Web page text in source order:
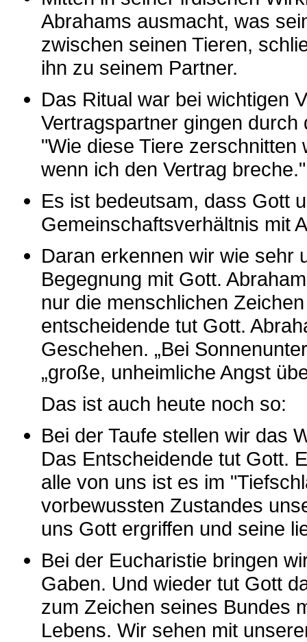
Abrahams ausmacht, was
zwischen seinen Tieren,
ihn zu seinem Partner.
Das Ritual war bei wichtigen
Vertragspartner gingen
"Wie diese Tiere
wenn ich den Vertrag breche."
Es ist bedeutsam, dass Gott
Gemeinschaftsverhältnis mit
Daran erkennen wir wie sehr
Begegnung mit Gott.
nur die menschlichen
entscheidende tut Gott.
Geschehen. „Bei
„große, unheimliche Angst
Das ist auch heute noch so:
Bei der Taufe stellen wir das
Das Entscheidende tut Gott.
alle von uns ist es im
vorbewussten Zustandes
uns Gott ergriffen und seine
Bei der Eucharistie bringen
Gaben. Und wieder tut Gott
zum Zeichen seines Bundes
Lebens. Wir sehen mit